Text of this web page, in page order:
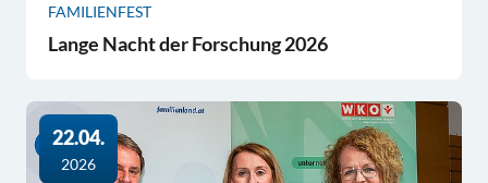
FAMILIENFEST
Lange Nacht der Forschung 2026
22.04.
2026